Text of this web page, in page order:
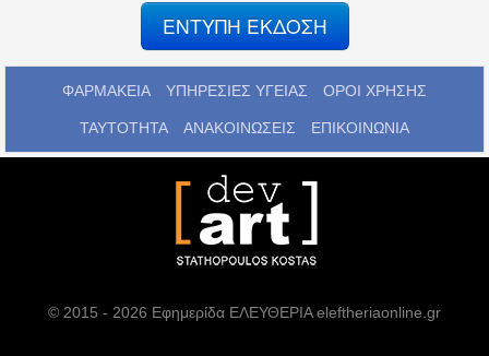
ΕΝΤΥΠΗ ΕΚΔΟΣΗ
ΦΑΡΜΑΚΕΙΑ ΥΠΗΡΕΣΙΕΣ ΥΓΕΙΑΣ ΟΡΟΙ ΧΡΗΣΗΣ
ΤΑΥΤΟΤΗΤΑ ΑΝΑΚΟΙΝΩΣΕΙΣ ΕΠΙΚΟΙΝΩΝΙΑ
© 2015 - 2026 Εφημερίδα ΕΛΕΥΘΕΡΙΑ eleftheriaonline.gr